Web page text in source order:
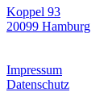
Koppel 93
20099 Hamburg
Impressum
Datenschutz